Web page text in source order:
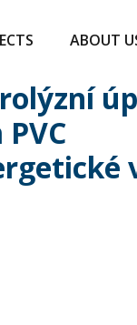
ABOUT